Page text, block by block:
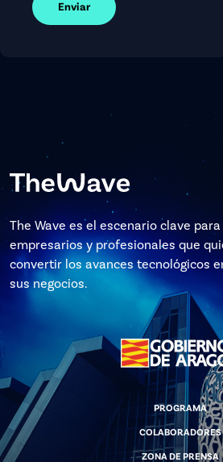
Enviar
The Wave es el escenario clave
empresarios y profesionales que
convertir los avances tecnológicos
sus negocios.
PROGRAMA
COLABORADORES
ZONA DE PRENSA